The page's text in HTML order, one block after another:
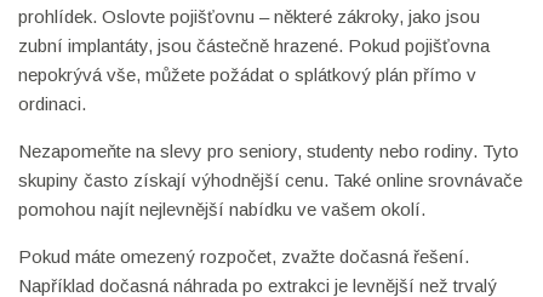
prohlídek. Oslovte pojišťovnu – některé zákroky, jako jsou
zubní implantáty, jsou částečně hrazené. Pokud pojišťovna
nepokrývá vše, můžete požádat o splátkový plán přímo v
ordinaci.
Nezapomeňte na slevy pro seniory, studenty nebo rodiny. Tyto
skupiny často získají výhodnější cenu. Také online srovnávače
pomohou najít nejlevnější nabídku ve vašem okolí.
Pokud máte omezený rozpočet, zvažte dočasná řešení.
Například dočasná náhrada po extrakci je levnější než trvalý